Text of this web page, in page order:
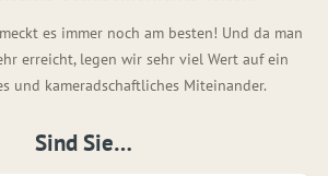
es immer noch am besten! Und da man
erreicht, legen wir sehr viel Wert auf ein
und kameradschaftliches Miteinander.
Sind Sie…